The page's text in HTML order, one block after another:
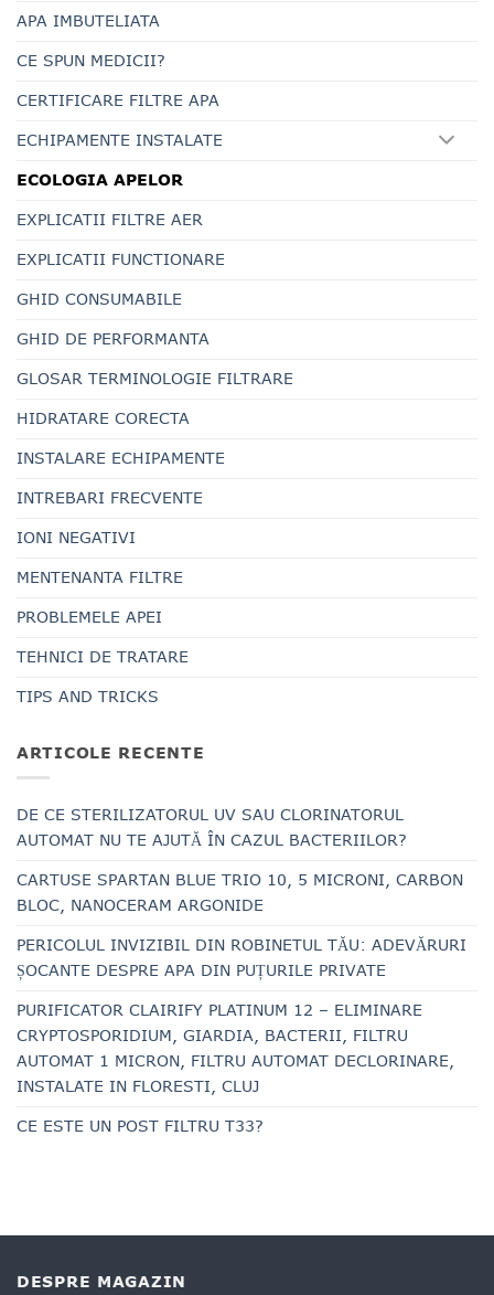
APA IMBUTELIATA
CE SPUN MEDICII?
CERTIFICARE FILTRE APA
ECHIPAMENTE INSTALATE
ECOLOGIA APELOR
EXPLICATII FILTRE AER
EXPLICATII FUNCTIONARE
GHID CONSUMABILE
GHID DE PERFORMANTA
GLOSAR TERMINOLOGIE FILTRARE
HIDRATARE CORECTA
INSTALARE ECHIPAMENTE
INTREBARI FRECVENTE
IONI NEGATIVI
MENTENANTA FILTRE
PROBLEMELE APEI
TEHNICI DE TRATARE
TIPS AND TRICKS
ARTICOLE RECENTE
DE CE STERILIZATORUL UV SAU CLORINATORUL
AUTOMAT NU TE AJUTĂ ÎN CAZUL BACTERIILOR?
CARTUSE SPARTAN BLUE TRIO 10, 5 MICRONI, CARBON
BLOC, NANOCERAM ARGONIDE
PERICOLUL INVIZIBIL DIN ROBINETUL TĂU: ADEVĂRURI
ȘOCANTE DESPRE APA DIN PUȚURILE PRIVATE
PURIFICATOR CLAIRIFY PLATINUM 12 – ELIMINARE
CRYPTOSPORIDIUM, GIARDIA, BACTERII, FILTRU
AUTOMAT 1 MICRON, FILTRU AUTOMAT DECLORINARE,
INSTALATE IN FLORESTI, CLUJ
CE ESTE UN POST FILTRU T33?
DESPRE MAGAZIN